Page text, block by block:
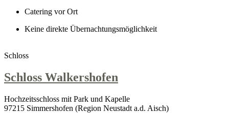
Catering vor Ort
Keine direkte Übernachtungsmöglichkeit
Schloss
Schloss Walkershofen
Hochzeitsschloss mit Park und Kapelle
97215 Simmershofen (Region Neustadt a.d. Aisch)